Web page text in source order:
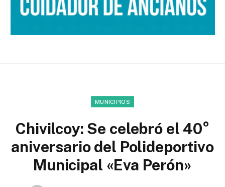
MUNICIPIOS
Chivilcoy: Se celebró el 40°
aniversario del Polideportivo
Municipal «Eva Perón»